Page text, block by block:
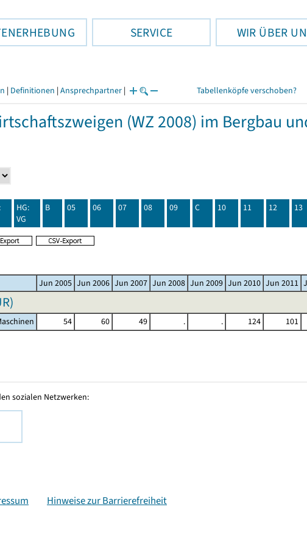
SERVICE WIR ÜBER
| Definitionen | Ansprechpartner | Tabellenköpfe verschoben?
(WZ 2008) im Bergbau
HG:
VG
B 05 06 07 08 09 C 10 11 12 13
Jun 2005 Jun 2006 Jun 2007 Jun 2008 Jun 2009 Jun 2010 Jun 2011
54 60 49 . . 124 101
sozialen Netzwerken:
Hinweise zur Barrierefreiheit